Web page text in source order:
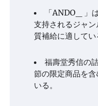
「ANDO_ 」
支持されるジャ
質補給に適してい
福壽堂秀信の
節の限定商品を
いる。